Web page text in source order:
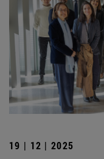
19 | 12 | 2025